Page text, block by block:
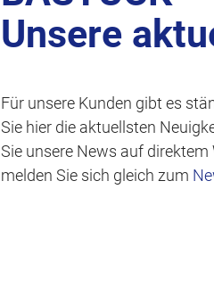
Unsere
Für unsere Kunden gibt es
Sie hier die aktuellsten
Sie unsere News auf
melden Sie sich gleich zum